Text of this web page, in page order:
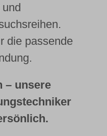
die passende
– unsere